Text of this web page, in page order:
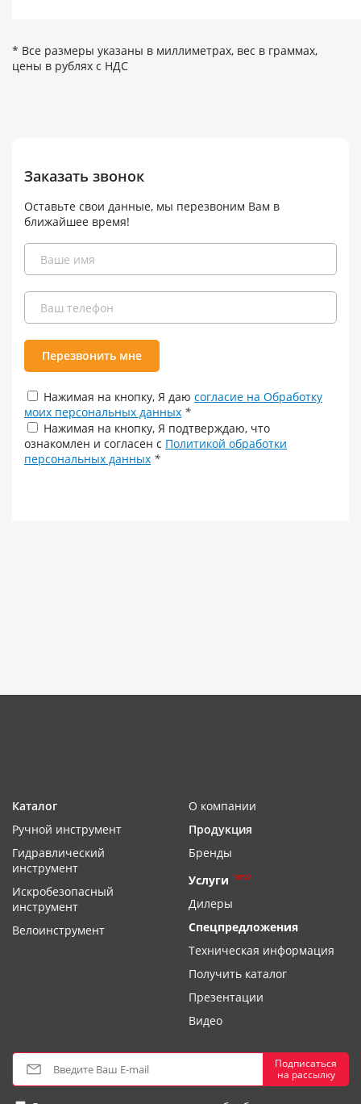
* Все размеры указаны в миллиметрах, вес в граммах,
цены в рублях с НДС
Заказать звонок
Оставьте свои данные, мы перезвоним Вам в
ближайшее время!
Перезвонить мне
Нажимая на кнопку, Я даю согласие на Обработку
моих персональных данных *
Нажимая на кнопку, Я подтверждаю, что
ознакомлен и согласен с Политикой обработки
персональных данных *
Каталог
Ручной инструмент
Гидравлический
инструмент
Искробезопасный
инструмент
Велоинструмент
О компании
Продукция
Бренды
Услуги new
Дилеры
Спецпредложения
Техническая информация
Получить каталог
Презентации
Видео
Подписаться
на рассылку